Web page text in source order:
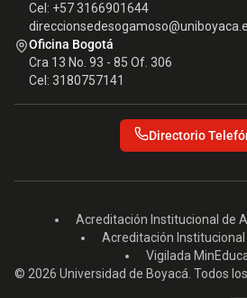
Cel: +57 3166901644
Oficina Bogotá
Cra 13 No. 93 - 85 Of. 306
Cel: 3180757141
Directorio
Acreditación Institucional de
Acreditación Institucional
Vigilada
© 2026 Universidad de Boyacá. Todos